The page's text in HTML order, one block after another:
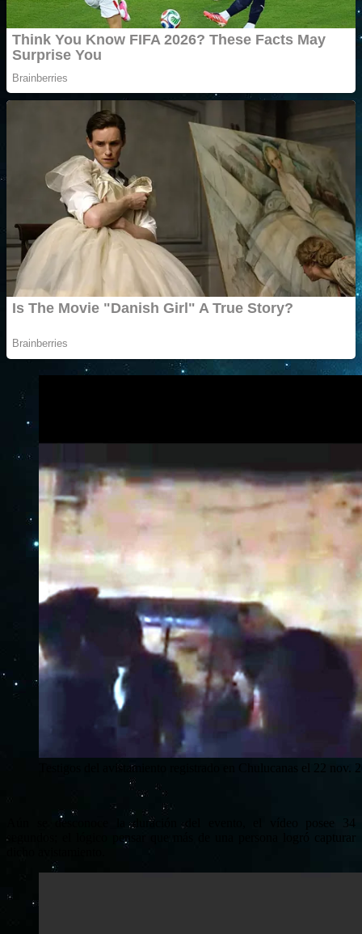
Testigos del avistamiento registrado en Chulucanas el 22 nov.
Aún se desconoce la duración del evento, el vídeo posee 34
segundos; el lógico pensar que más de una persona logró capturar